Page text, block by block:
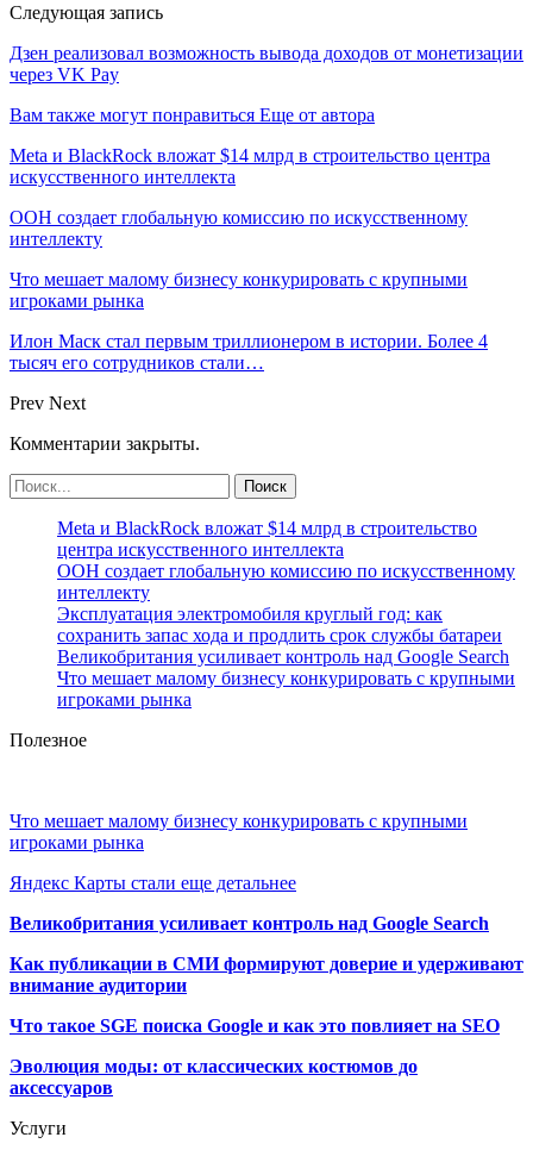
Следующая запись
Дзен реализовал возможность вывода доходов от монетизации
через VK Pay
Вам также могут понравиться Еще от автора
Meta и BlackRock вложат $14 млрд в строительство центра
искусственного интеллекта
ООН создает глобальную комиссию по искусственному
интеллекту
Что мешает малому бизнесу конкурировать с крупными
игроками рынка
Илон Маск стал первым триллионером в истории. Более 4
тысяч его сотрудников стали…
Prev Next
Комментарии закрыты.
Meta и BlackRock вложат $14 млрд в строительство
центра искусственного интеллекта
ООН создает глобальную комиссию по искусственному
интеллекту
Эксплуатация электромобиля круглый год: как
сохранить запас хода и продлить срок службы батареи
Великобритания усиливает контроль над Google Search
Что мешает малому бизнесу конкурировать с крупными
игроками рынка
Полезное
Что мешает малому бизнесу конкурировать с крупными
игроками рынка
Яндекс Карты стали еще детальнее
Великобритания усиливает контроль над Google Search
Как публикации в СМИ формируют доверие и удерживают
внимание аудитории
Что такое SGE поиска Google и как это повлияет на SEO
Эволюция моды: от классических костюмов до
аксессуаров
Услуги